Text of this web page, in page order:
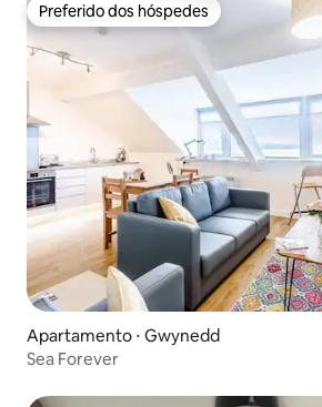
Preferido dos hóspedes
Preferido dos hóspedes
Apartamento ⋅ Gwynedd
Sea Forever